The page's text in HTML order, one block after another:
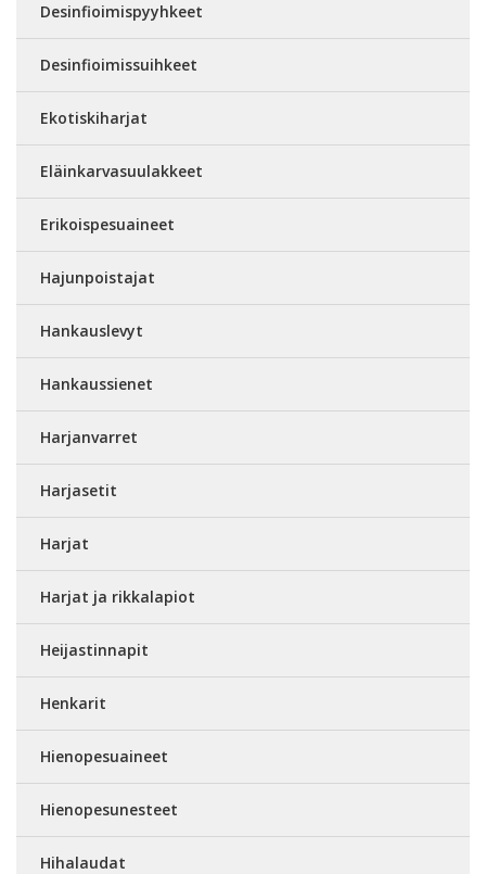
Desinfioimispyyhkeet
Desinfioimissuihkeet
Ekotiskiharjat
Eläinkarvasuulakkeet
Erikoispesuaineet
Hajunpoistajat
Hankauslevyt
Hankaussienet
Harjanvarret
Harjasetit
Harjat
Harjat ja rikkalapiot
Heijastinnapit
Henkarit
Hienopesuaineet
Hienopesunesteet
Hihalaudat